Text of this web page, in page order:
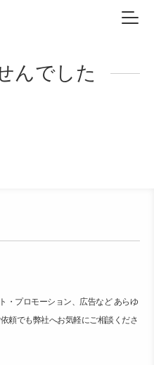
んでした
・プロモーション、広告など あらゆ
頼でも弊社へお気軽にご相談くださ